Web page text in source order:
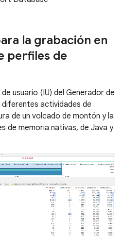
la grabación en
perfiles de
usuario (IU) del Generador de
actividades de
de un volcado de montón y la
de memoria nativas, de Java y